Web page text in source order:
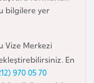
bilgilere yer
Vize Merkezi
En
970 05 70